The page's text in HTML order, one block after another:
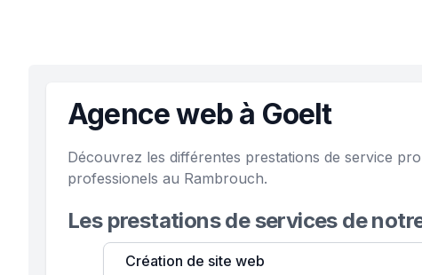
Agence web à Goelt
Découvrez les différentes prestations de service
professionels au Rambrouch.
Les prestations de services de
Création de site web